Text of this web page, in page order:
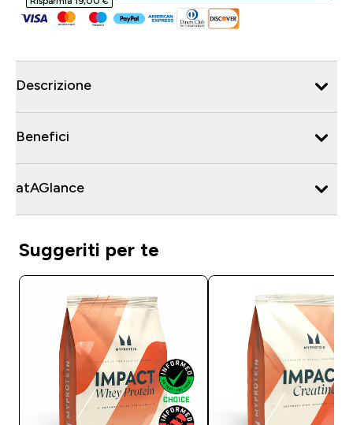
Descrizione
Benefici
atAGlance
Suggeriti per te